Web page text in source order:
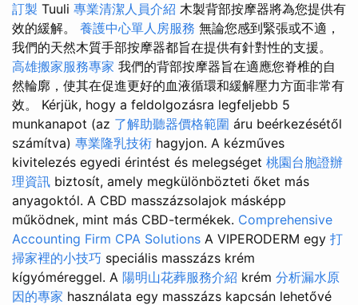
訂製 Tuuli 專業清潔人員介紹 木製背部按摩器將為您提供有
效的緩解。 養護中心單人房服務 無論您感到緊張或不適，
我們的天然木質手部按摩器都旨在提供有針對性的支援。
高雄搬家服務專家 我們的背部按摩器旨在適應您脊椎的自
然輪廓，使其在促進更好的血液循環和緩解壓力方面非常有
效。 Kérjük, hogy a feldolgozásra legfeljebb 5
munkanapot (az 了解助聽器價格範圍 áru beérkezésétől
számítva) 專業隆乳技術 hagyjon. A kézműves
kivitelezés egyedi érintést és melegséget 桃園台胞證辦
理資訊 biztosít, amely megkülönbözteti őket más
anyagoktól. A CBD masszázsolajok másképp
működnek, mint más CBD-termékek. Comprehensive
Accounting Firm CPA Solutions A VIPERODERM egy 打
掃家裡的小技巧 speciális masszázs krém
kígyóméreggel. A 陽明山花葬服務介紹 krém 分析漏水原
因的專家 használata egy masszázs kapcsán lehetővé